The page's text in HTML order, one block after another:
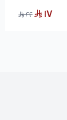
١٧ ٢٢